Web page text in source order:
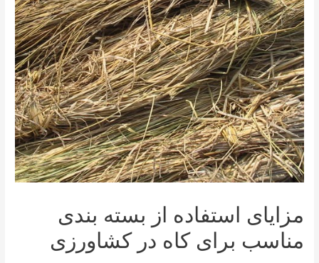
مزایای استفاده از بسته بندی
مناسب برای کاه در کشاورزی